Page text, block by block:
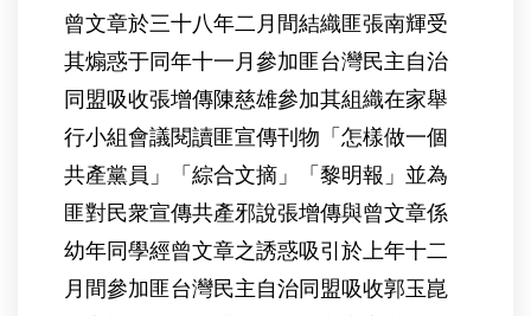
曾文章於三十八年二月間結織匪張南輝受
其煽惑于同年十一月參加匪台灣民主自治
同盟吸收張增傳陳慈雄參加其組織在家舉
行小組會議閱讀匪宣傳刊物「怎樣做一個
共產黨員」「綜合文摘」「黎明報」並為
匪對民衆宣傳共產邪說張增傳與曾文章係
幼年同學經曾文章之誘惑吸引於上年十二
月間參加匪台灣民主自治同盟吸收郭玉崑